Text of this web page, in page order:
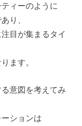
ィーのように
り、
目が集まるタイ
ます。
意図を考えてみ
ションは